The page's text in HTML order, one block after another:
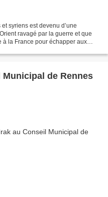
syriens est devenu d’une
ravagé par la guerre et que
à la France pour échapper aux
de Rennes